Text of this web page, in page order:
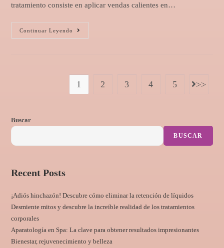
tratamiento consiste en aplicar vendas calientes en…
Continuar Leyendo
1 2 3 4 5
Buscar
BUSCAR
Recent Posts
¡Adiós hinchazón! Descubre cómo eliminar la retención de líquidos
Desmiente mitos y descubre la increíble realidad de los tratamientos
corporales
Aparatología en Spa: La clave para obtener resultados impresionantes
Bienestar, rejuvenecimiento y belleza